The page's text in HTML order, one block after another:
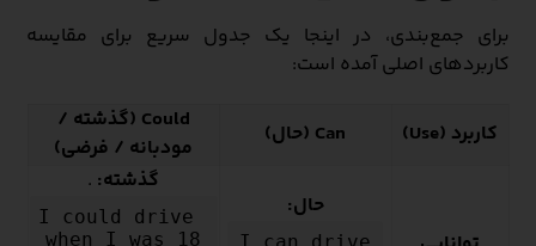
برای جمع‌بندی، در اینجا یک جدول سریع برای مقایسه
کاربردهای اصلی آمده است:
کاربرد (Use) Can (حال)
Could (گذشته /
مودبانه / فرضی)
حال:
گذشته: .
I could drive
when I was 18